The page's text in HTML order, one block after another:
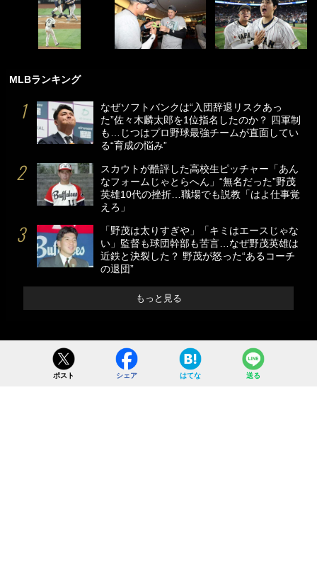
MLBランキング
なぜソフトバンクは“入団辞退リスクあっ
た”佐々木麟太郎を1位指名したのか？ 四軍制
も…じつはプロ野球最強チームが直面してい
る“育成の悩み”
スカウトが酷評した高校生ピッチャー「あん
なフォームじゃとらへん」“無名だった”野茂
英雄10代の挫折…職場でも説教「はよ仕事覚
えろ」
「野茂は太りすぎや」「キミはエースじゃな
い」監督も球団幹部も苦言…なぜ野茂英雄は
近鉄と決裂した？ 野茂が怒った“あるコーチ
の退団”
もっと見る
ポスト シェア はてな 送る